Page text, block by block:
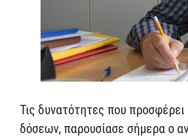
Τις δυνατότητες που
δόσεων, παρουσίασε σήμερα ο